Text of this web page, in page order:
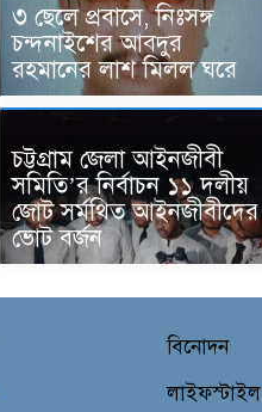
৩ ছেলে প্রবাসে, নিঃসঙ্গ
চন্দনাইশের আবদুর
রহমানের লাশ মিলল ঘরে
চট্টগ্রাম জেলা আইনজীবী
সমিতি’র নির্বাচন ১১ দলীয়
জোট সর্মথিত আইনজীবীদের
ভোট বর্জন
বিনোদন
লাইফস্টাইল